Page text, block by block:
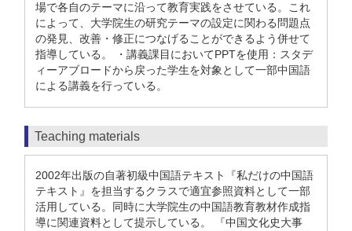
場で各自のテーマに沿って教育実践をさせている。これ
によって、大学院生の研究テーマの設定に関わる問題点
の発見、改善・修正につなげることができるよう併せて
指導している。 ・講義課目においてPPTを使用：スタデ
ィーアブロードから戻った学生を対象として一部中国語
による講義を行っている。
Teaching materials
2002年出版の自著初級中国語テキスト『私だけの中国語
テキスト』を担当するクラスで適宜参照資料として一部
活用している。同時に大学院生の中国語教育教材作成指
導に関連資料として提示している。 『中国文化史大事